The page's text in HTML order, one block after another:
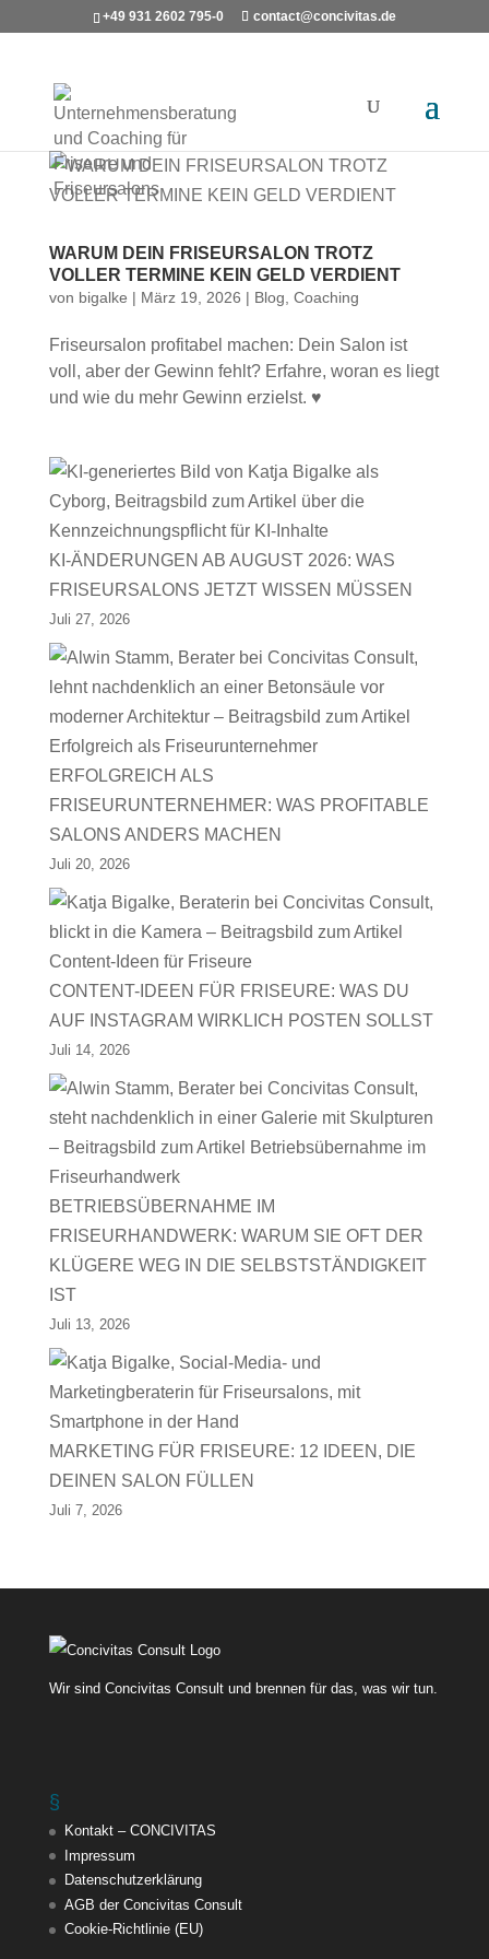
+49 931 2602 795-0 contact@concivitas.de
WARUM DEIN FRISEURSALON TROTZ
VOLLER TERMINE KEIN GELD VERDIENT
von bigalke | März 19, 2026 | Blog Coaching
Friseursalon profitabel machen: Dein Salon ist
voll, aber der Gewinn fehlt? Erfahre, woran es liegt
und wie du mehr Gewinn erzielst. ♥
KI-ÄNDERUNGEN AB AUGUST 2026: WAS
FRISEURSALONS JETZT WISSEN MÜSSEN
Juli 27, 2026
ERFOLGREICH ALS
FRISEURUNTERNEHMER: WAS PROFITABLE
SALONS ANDERS MACHEN
Juli 20, 2026
CONTENT-IDEEN FÜR FRISEURE: WAS DU
AUF INSTAGRAM WIRKLICH POSTEN SOLLST
Juli 14, 2026
BETRIEBSÜBERNAHME IM
FRISEURHANDWERK: WARUM SIE OFT DER
KLÜGERE WEG IN DIE SELBSTSTÄNDIGKEIT
IST
Juli 13, 2026
MARKETING FÜR FRISEURE: 12 IDEEN, DIE
DEINEN SALON FÜLLEN
Juli 7, 2026
Wir sind Concivitas Consult und brennen für das, was wir tun.
§
Kontakt – CONCIVITAS
Impressum
Datenschutzerklärung
AGB der Concivitas Consult
Cookie-Richtlinie (EU)